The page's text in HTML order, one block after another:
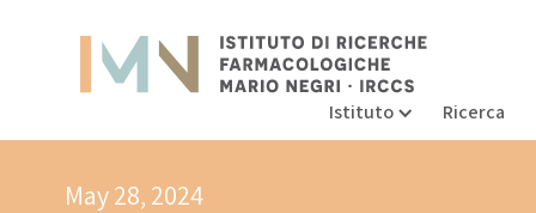
Istituto Ricerca
May 28, 2024